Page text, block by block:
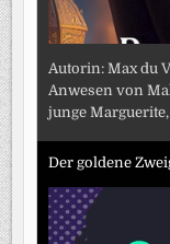
Autorin: Max du
Anwesen von
junge
Der goldene